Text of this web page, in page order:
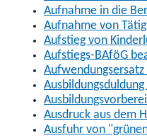
Aufnahme in die
Aufnahme von
Aufstieg von
Aufstiegs-BAföG
Ausdruck aus dem
Ausfuhr von